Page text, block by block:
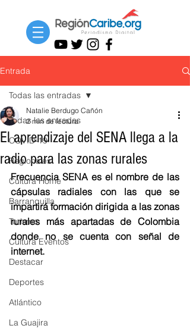
Entrada
Todas las entradas
COVID-19
Regionales
Cultura Home
Barranquilla
Turismo
Cultura Eventos
Destacar
Deportes
Atlántico
La Guajira
Todas las entradas
El aprendizaje del SENA llega a la
radio para las zonas rurales
Natalie Berdugo Cañón
2 min de lectura
Frecuencia SENA es el nombre de las
cápsulas radiales con las que se
impartirá formación dirigida a las zonas
rurales más apartadas de Colombia
donde no se cuenta con señal de
internet.